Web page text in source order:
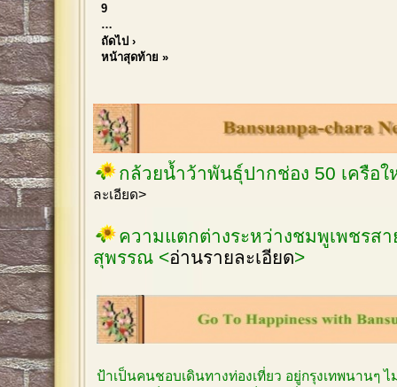
9
…
ถัดไป ›
หน้าสุดท้าย »
กล้วยน้ำว้าพันธุ์ปากช่อง 50 เครือ
ละเอียด>
ความแตกต่างระหว่างชมพูเพชรส
สุพรรณ <อ่านรายละเอียด>
ป้าเป็นคนชอบเดินทางท่องเที่ยว อยู่กรุงเทพนานๆ